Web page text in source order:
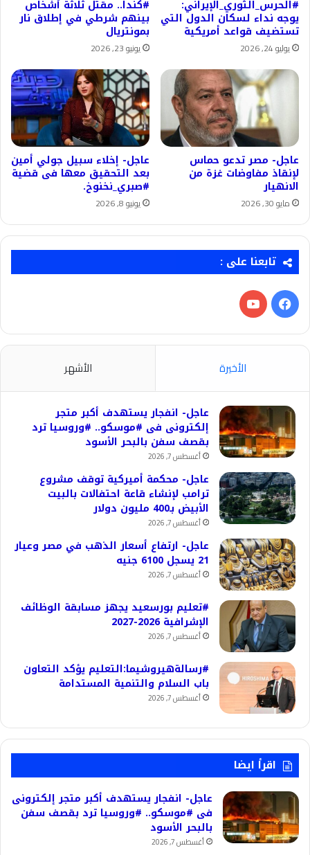
#الحرس_الثوري_الإيراني:
يوجه نداء لسكان الدول التي
تستضيف قواعد أمريكية
يوليو 24, 2026
#كندا.. مقتل ثلاثة أشخاص
بينهم شرطي في إطلاق نار
بمونتريال
يونيو 23, 2026
عاجل- مصر تدعو حماس
لإنقاذ مفاوضات غزة من
الانهيار
مايو 30, 2026
عاجل- إخلاء سبيل جولي أمين
بعد التحقيق معها فى قضية
#صبري_نخنوخ.
يونيو 8, 2026
تابعنا على :
فيسبوك‫YouTube
الأخيرة الأشهر
عاجل- انفجار يستهدف أكبر متجر
إلكترونى فى #موسكو.. #وروسيا ترد
بقصف سفن بالبحر الأسود
أغسطس 7, 2026
عاجل- محكمة أميركية توقف مشروع
ترامب لإنشاء قاعة احتفالات بالبيت
الأبيض بـ400 مليون دولار
أغسطس 7, 2026
عاجل- ارتفاع أسعار الذهب في مصر وعيار
21 يسجل 6100 جنيه
أغسطس 7, 2026
#تعليم بورسعيد يجهز مسابقة الوظائف
الإشرافية 2026-2027
أغسطس 7, 2026
#رسالةهيروشيما:التعليم يؤكد التعاون
باب السلام والتنمية المستدامة
أغسطس 7, 2026
اقرأ ايضا
عاجل- انفجار يستهدف أكبر متجر إلكترونى
فى #موسكو.. #وروسيا ترد بقصف سفن
بالبحر الأسود
أغسطس 7, 2026